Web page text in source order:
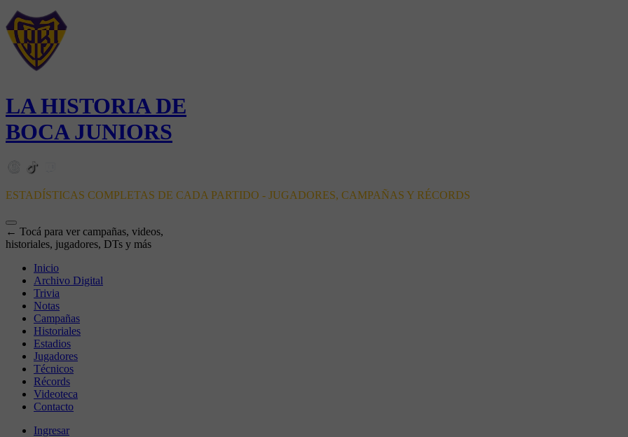
LA HISTORIA DE
BOCA JUNIORS
ESTADÍSTICAS COMPLETAS DE CADA PARTIDO - JUGADORES, CAMPAÑAS Y RÉCORDS
← Tocá para ver campañas, videos,
historiales, jugadores, DTs y más
Inicio
Archivo Digital
Trivia
Notas
Campañas
Historiales
Estadios
Jugadores
Técnicos
Récords
Videoteca
Contacto
Ingresar